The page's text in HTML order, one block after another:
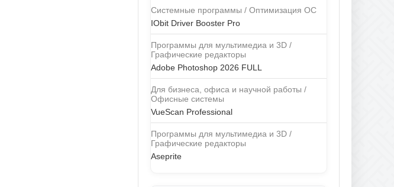
Системные программы / Оптимизация ОС
IObit Driver Booster Pro
Программы для мультимедиа и 3D /
Графические редакторы
Adobe Photoshop 2026 FULL
Для бизнеса, офиса и научной работы /
Офисные системы
VueScan Professional
Программы для мультимедиа и 3D /
Графические редакторы
Aseprite